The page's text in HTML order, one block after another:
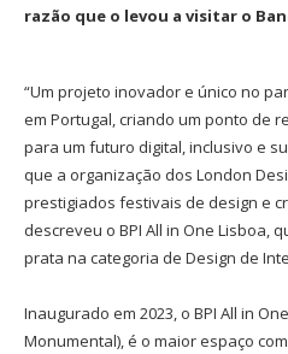
razão que o levou a visitar o
“Um projeto inovador e único no
em Portugal, criando um ponto de
para um futuro digital, inclusivo e
que a organização dos London
prestigiados festivais de design e
descreveu o BPI All in One Lisboa,
prata na categoria de Design de
Inaugurado em 2023, o BPI All in
Monumental), é o maior espaço